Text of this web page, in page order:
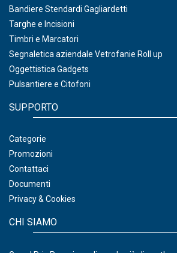
Bandiere Stendardi Gagliardetti
Targhe e Incisioni
Timbri e Marcatori
Segnaletica aziendale Vetrofanie Roll up
Oggettistica Gadgets
Pulsantiere e Citofoni
SUPPORTO
Categorie
Promozioni
Contattaci
Documenti
Privacy & Cookies
CHI SIAMO